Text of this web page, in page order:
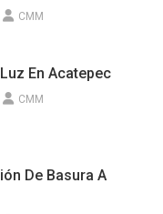
CMM
En Acatepec
CMM
De Basura A